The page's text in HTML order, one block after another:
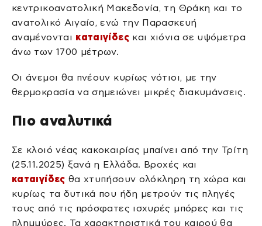
κεντρικοανατολική Μακεδονία, τη Θράκη και το
ανατολικό Αιγαίο, ενώ την Παρασκευή
αναμένονται καταιγίδεςκαι χιόνια σε υψόμετρα
άνω των 1700 μέτρων.
Οι άνεμοι θα πνέουν κυρίως νότιοι, με την
θερμοκρασία να σημειώνει μικρές διακυμάνσεις.
Πιο αναλυτικά
Σε κλοιό νέας κακοκαιρίας μπαίνει από την Τρίτη
(25.11.2025) ξανά η Ελλάδα. Βροχές και
καταιγίδες θα χτυπήσουν ολόκληρη τη χώρα και
κυρίως τα δυτικά που ήδη μετρούν τις πληγές
τους από τις πρόσφατες ισχυρές μπόρες και τις
πλημμύρες. Τα χαρακτηριστικά του καιρού θα